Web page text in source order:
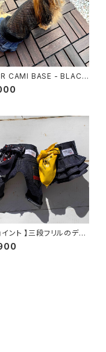
CAMI BASE - BLACK
イント 】三段フリルのデニ
ート